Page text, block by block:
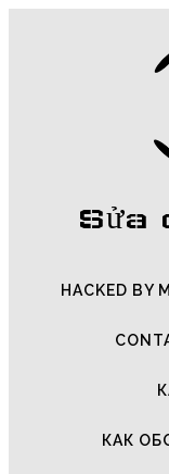
Sửa
HACKED BY
КАК